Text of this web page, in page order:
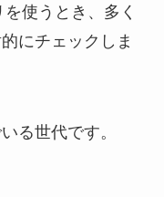
使うとき、多く
にチェックしま
る世代です。